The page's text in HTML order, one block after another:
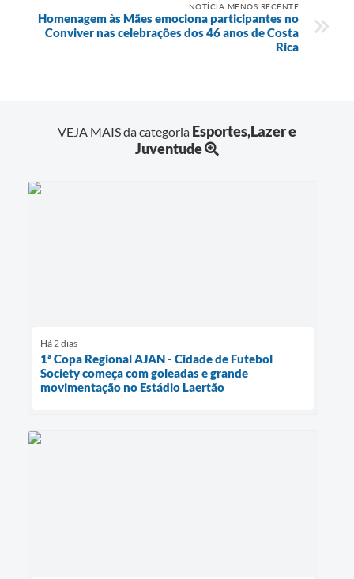
NOTÍCIA MENOS RECENTE
Homenagem às Mães emociona participantes no
Conviver nas celebrações dos 46 anos de Costa
Rica
VEJA MAIS da categoria Esportes,Lazer e
Juventude
Há 2 dias
1ª Copa Regional AJAN - Cidade de Futebol
Society começa com goleadas e grande
movimentação no Estádio Laertão